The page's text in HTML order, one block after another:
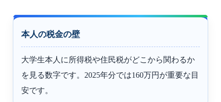
本人の税金の壁
大学生本人に所得税や住民税がどこから関わるか
を見る数字です。2025年分では160万円が重要な目
安です。